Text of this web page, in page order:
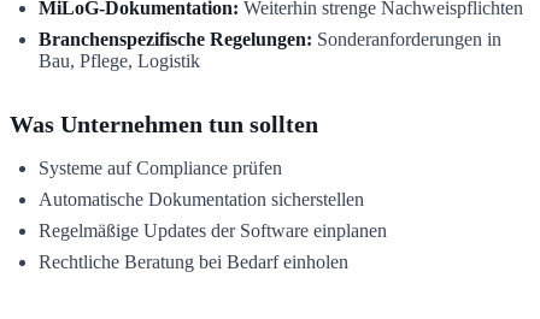
MiLoG-Dokumentation: Weiterhin strenge Nachweispflichten
Branchenspezifische Regelungen: Sonderanforderungen in
Bau, Pflege, Logistik
Was Unternehmen tun sollten
Systeme auf Compliance prüfen
Automatische Dokumentation sicherstellen
Regelmäßige Updates der Software einplanen
Rechtliche Beratung bei Bedarf einholen